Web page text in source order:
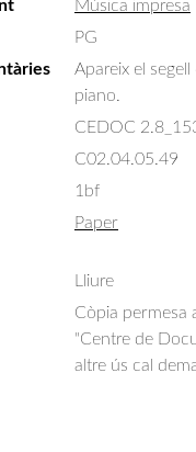
Música impresa
PG
Apareix el
piano.
CEDOC
C02.04.05.49
1bf
Paper
Lliure
Còpia permesa
"Centre de
altre ús cal